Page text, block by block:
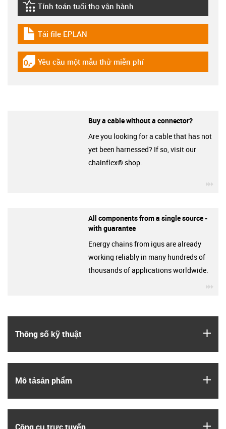
Thông số kỹ thuật
Mô tả­sản phẩm
igus-icon-lebensdauerrechner
Tính toán tuổi thọ vận hành
igus-icon-download-plan
Tải file EPLAN
igus-icon-gratismuster
Yêu cầu một mẫu thử miễn phí
Buy a cable without a connector?
Are you looking for a cable that has not
yet been harnessed? If so, visit our
chainflex® shop.
All components from a single source -
with guarantee
Energy chains from igus are already
working reliably in many hundreds of
thousands of applications worldwide.